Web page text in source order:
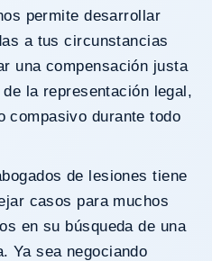
permite desarrollar
a tus circunstancias
una compensación justa
la representación legal,
compasivo durante todo
casos para muchos
en su búsqueda de una
Ya sea negociando